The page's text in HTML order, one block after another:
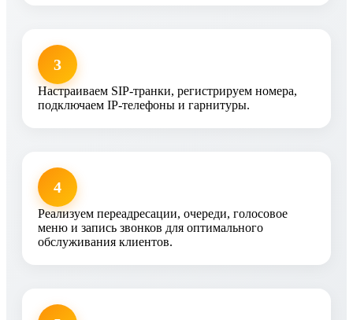
3
Настраиваем SIP-транки, регистрируем номера,
подключаем IP-телефоны и гарнитуры.
4
Реализуем переадресации, очереди, голосовое
меню и запись звонков для оптимального
обслуживания клиентов.